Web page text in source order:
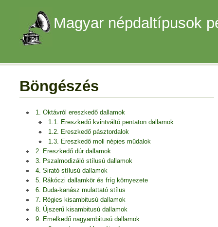
Magyar népdaltípusok
Böngészés
1. Oktávról ereszkedő dallamok
1.1. Ereszkedő kvintváltó pentaton dallamok
1.2. Ereszkedő pásztordalok
1.3. Ereszkedő moll népies műdalok
2. Ereszkedő dúr dallamok
3. Pszalmodizáló stílusú dallamok
4. Sirató stílusú dallamok
5. Rákóczi dallamkör és fríg környezete
6. Duda-kanász mulattató stílus
7. Régies kisambitusú dallamok
8. Újszerű kisambitusú dallamok
9. Emelkedő nagyambitusú dallamok